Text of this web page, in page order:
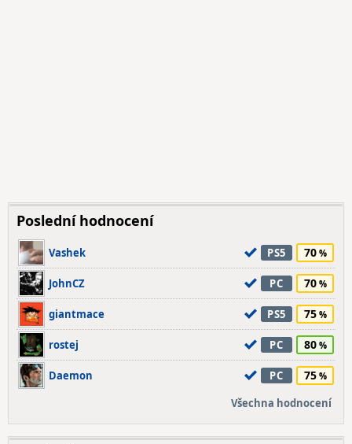
Poslední hodnocení
Vashek PS5 70
JohnCZ PC 70
giantmace PS5 75
rostej PC 80
Daemon PC 75
Všechna hodnocení